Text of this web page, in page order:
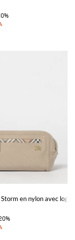
Storm en nylon avec logo